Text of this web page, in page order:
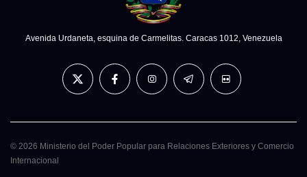
Avenida Urdaneta, esquina de Carmelitas. Caracas 1012, Venezuela
© 2026 Ministerio del Poder Popular para Relaciones Exteriores y Comercio
Internacional